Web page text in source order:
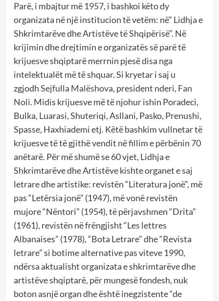
Parë, i mbajtur më 1957, i bashkoi këto dy
organizata në një institucion të vetëm: në” Lidhja e
Shkrimtarëve dhe Artistëve të Shqipërisë”. Në
krijimin dhe drejtimin e organizatës së parë të
krijuesve shqiptarë merrnin pjesë disa nga
intelektualët më të shquar. Si kryetar i saj u
zgjodhSejfulla Malëshova, president nderi, Fan
Noli. Midis krijuesve më të njohur ishin Poradeci,
Bulka, Luarasi, Shuteriqi, Asllani, Pasko, Prenushi,
Spasse, Haxhiademi etj. Këtë bashkim vullnetar të
krijuesve të të gjithë vendit në fillim e përbënin 70
anëtarë. Për më shumë se 60 vjet, Lidhja e
Shkrimtarëve dhe Artistëve kishte organet e saj
letrare dhe artistike: revistën “Literatura jonë”, më
pas “Letërsia jonë” (1947), më vonë revistën
mujore “Nëntori” (1954), të përjavshmen “Drita”
(1961), revistën në frëngjisht “Les lettres
Albanaises” (1978), “Bota Letrare” dhe “Revista
letrare” si botime alternative pas viteve 1990,
ndërsa aktualisht organizata e shkrimtarëve dhe
artistëve shqiptarë, për mungesë fondesh, nuk
boton asnjë organ dhe është inegzistente “de